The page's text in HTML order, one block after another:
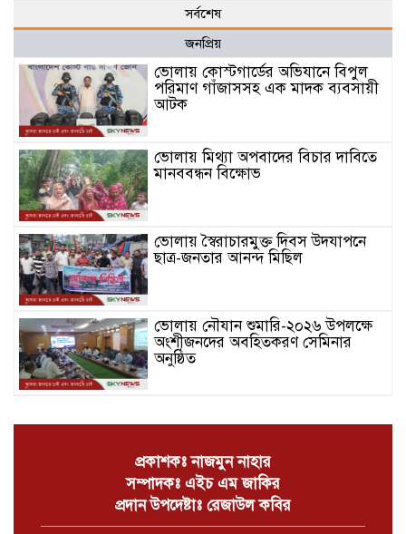
সর্বশেষ
জনপ্রিয়
ভোলায় কোস্টগার্ডের অভিযানে বিপুল
পরিমাণ গাঁজাসসহ এক মাদক ব্যবসায়ী
আটক
ভোলায় মিথ্যা অপবাদের বিচার দাবিতে
মানববন্ধন বিক্ষোভ
ভোলায় স্বৈরাচারমুক্ত দিবস উদযাপনে
ছাত্র-জনতার আনন্দ মিছিল
ভোলায় নৌযান শুমারি-২০২৬ উপলক্ষে
অংশীজনদের অবহিতকরণ সেমিনার
অনুষ্ঠিত
সংস্কারের দাবিতে ভোলায় জামায়াতের
চরফ্যাশনে খাল পুঃনখনন শেষে রাষ্ট্রীয়
কোষাগারে ১ কোটি ২ লাখ টাকা ফেরত
দিলেন ইউএনও
প্রকাশকঃ নাজমুন নাহার
সম্পাদকঃ এইচ এম জাকির
প্রদান উপদেষ্টাঃ রেজাউল কবির